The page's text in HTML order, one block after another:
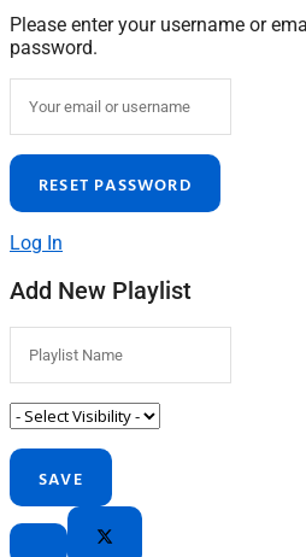
Please enter your username or
password.
Log In
Add New Playlist